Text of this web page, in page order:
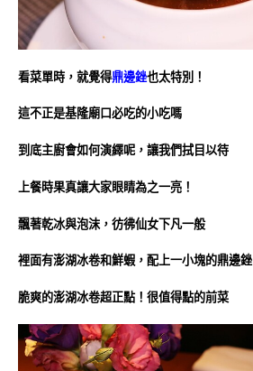
看菜單時，就覺得鼎邊銼也太特別！
這不正是基隆廟口必吃的小吃嗎
到底主廚會如何演繹呢，讓我們拭目以待
上餐時果真讓大家眼睛為之一亮！
飄著乾冰與泡沫，彷彿仙女下凡一般
裡面有澎湖冰卷和鮮蝦，配上一小塊的鼎邊銼
脆爽的澎湖冰卷超正點！很值得點的前菜